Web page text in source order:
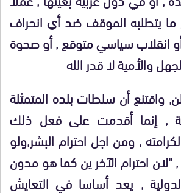
ما يتطلبه الموقف ضد أي انحراف
انقلاب سياسي متوقع , أو صحوة
والأمية لا قدر الله
واقتنع أن سلطات بلده المتمثلة
, إنما أقدمت على فعل ذلك
, ومن اجل احترام البشر,ولو
احترام الآخر ين كما هو مدون
, يعد أساسا في التعايش